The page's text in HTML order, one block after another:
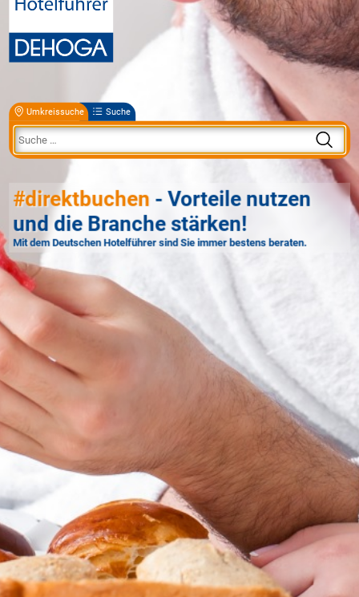
Umkreissuche Suche
#direktbuchen - Vorteile nutzen
und die Branche stärken!
Mit dem Deutschen Hotelführer sind Sie immer bestens beraten.